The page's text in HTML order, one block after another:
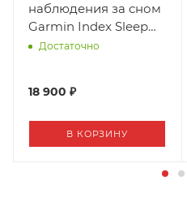
наблюдения за сном
Garmin Index Sleep
Monitor (размер S/M)
Достаточно
18 900 ₽
В КОРЗИНУ